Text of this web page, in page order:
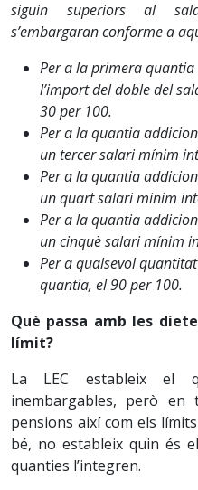
siguin superiors al
s’embargaran conforme a
Per a la primera
l’import del doble del
30 per 100.
Per a la quantia
un tercer salari mínim
Per a la quantia
un quart salari mínim
Per a la quantia
un cinquè salari mínim
Per a qualsevol
quantia, el 90 per 100.
Què passa amb les
límit?
La LEC estableix el
inembargables, però
pensions així com els
bé, no estableix quin és
quanties l’integren.